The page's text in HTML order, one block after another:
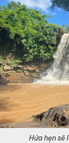
Hứa hẹn